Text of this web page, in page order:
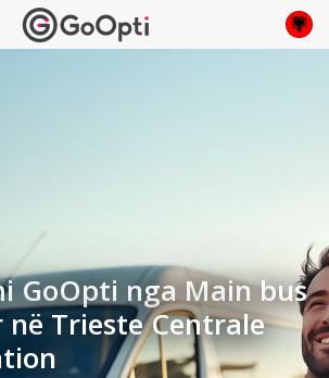
GoOpti nga Main bus
Trieste Centrale